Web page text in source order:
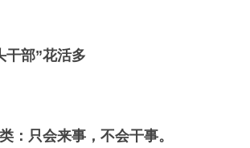
干部”花活多
：只会来事，不会干事。